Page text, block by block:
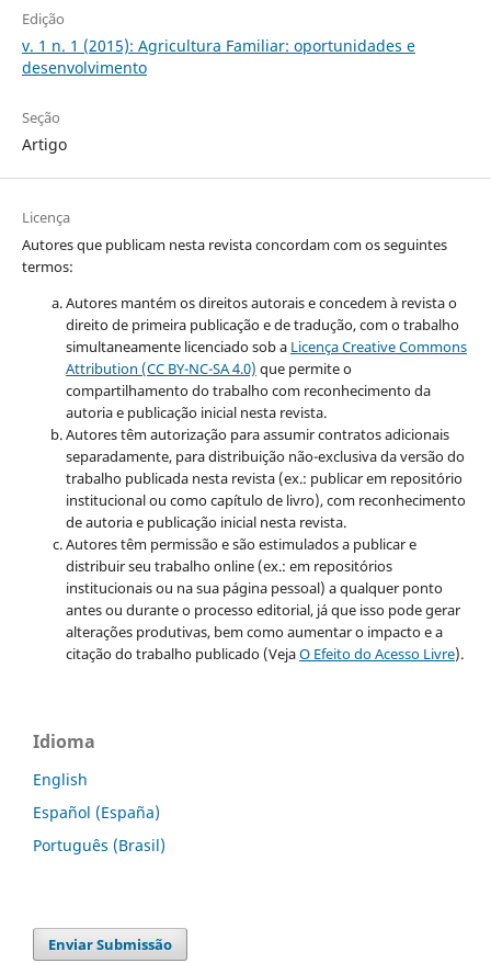
Edição
v. 1 n. 1 (2015): Agricultura Familiar: oportunidades e
desenvolvimento
Seção
Artigo
Licença
Autores que publicam nesta revista concordam com os seguintes
termos:
Autores mantém os direitos autorais e concedem à revista o
direito de primeira publicação e de tradução, com o trabalho
simultaneamente licenciado sob a Licença Creative Commons
Attribution (CC BY-NC-SA 4.0) que permite o
compartilhamento do trabalho com reconhecimento da
autoria e publicação inicial nesta revista.
Autores têm autorização para assumir contratos adicionais
separadamente, para distribuição não-exclusiva da versão do
trabalho publicada nesta revista (ex.: publicar em repositório
institucional ou como capítulo de livro), com reconhecimento
de autoria e publicação inicial nesta revista.
Autores têm permissão e são estimulados a publicar e
distribuir seu trabalho online (ex.: em repositórios
institucionais ou na sua página pessoal) a qualquer ponto
antes ou durante o processo editorial, já que isso pode gerar
alterações produtivas, bem como aumentar o impacto e a
citação do trabalho publicado (VejaO Efeito do Acesso Livre).
Idioma
English
Español (España)
Português (Brasil)
Enviar Submissão